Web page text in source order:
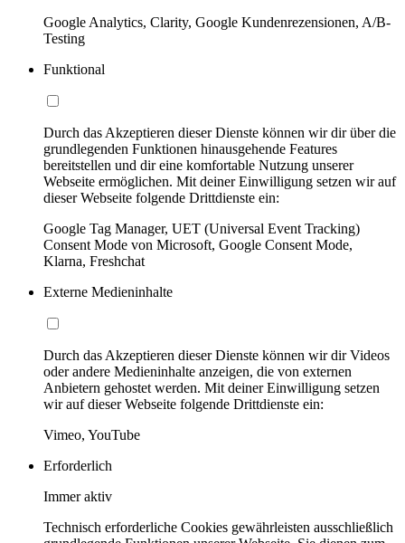
Google Analytics, Clarity, Google Kundenrezensionen, A/B-
Testing
Funktional
Durch das Akzeptieren dieser Dienste können wir dir über die
grundlegenden Funktionen hinausgehende Features
bereitstellen und dir eine komfortable Nutzung unserer
Webseite ermöglichen. Mit deiner Einwilligung setzen wir auf
dieser Webseite folgende Drittdienste ein:
Google Tag Manager, UET (Universal Event Tracking)
Consent Mode von Microsoft, Google Consent Mode,
Klarna, Freshchat
Externe Medieninhalte
Durch das Akzeptieren dieser Dienste können wir dir Videos
oder andere Medieninhalte anzeigen, die von externen
Anbietern gehostet werden. Mit deiner Einwilligung setzen
wir auf dieser Webseite folgende Drittdienste ein:
Vimeo, YouTube
Erforderlich
Immer aktiv
Technisch erforderliche Cookies gewährleisten ausschließlich